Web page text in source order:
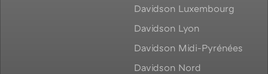
Davidson Luxembourg
Davidson Lyon
Davidson Midi-Pyrénées
Davidson Nord